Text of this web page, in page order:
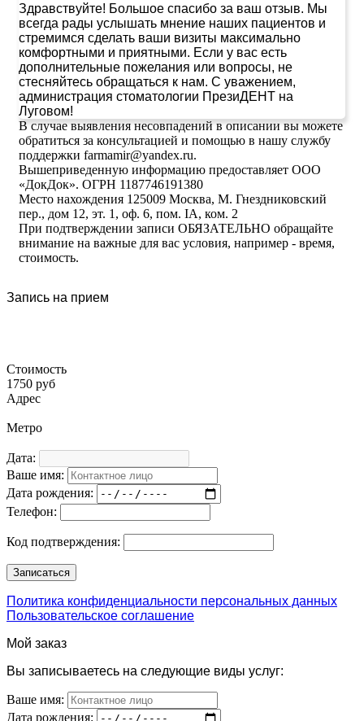
Здравствуйте! Большое спасибо за ваш отзыв. Мы
всегда рады услышать мнение наших пациентов и
стремимся сделать ваши визиты максимально
комфортными и приятными. Если у вас есть
дополнительные пожелания или вопросы, не
стесняйтесь обращаться к нам. С уважением,
администрация стоматологии ПрезиДЕНТ на
Луговом!
В случае выявления несовпадений в описании вы можете
обратиться за консультацией и помощью в нашу службу
поддержки farmamir@yandex.ru.
Вышеприведенную информацию предоставляет ООО
«ДокДок». ОГРН 1187746191380
Место нахождения 125009 Москва, М. Гнездниковский
пер., дом 12, эт. 1, оф. 6, пом. IA, ком. 2
При подтверждении записи ОБЯЗАТЕЛЬНО обращайте
внимание на важные для вас условия, например - время,
стоимость.
Запись на прием
Стоимость
1750 руб
Адрес
Метро
Дата:
Ваше имя:
Дата рождения:
Телефон:
Код подтверждения:
Политика конфиденциальности персональных данных
Пользовательское соглашение
Мой заказ
Вы записываетесь на следующие виды услуг:
Ваше имя:
Дата рождения: